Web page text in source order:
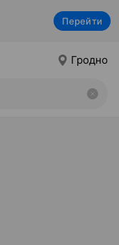
Перейти
Гродно